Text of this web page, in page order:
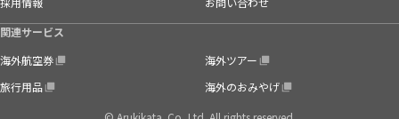
関連サービス
海外航空券
海外ツアー
旅行用品
海外のおみやげ